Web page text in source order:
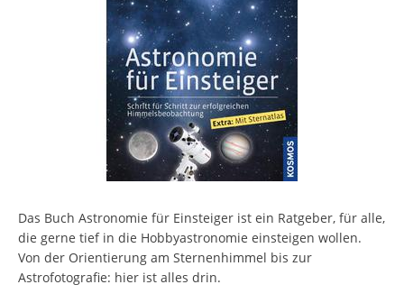
Das Buch Astronomie für Einsteiger ist ein Ratgeber, für alle,
die gerne tief in die Hobbyastronomie einsteigen wollen.
Von der Orientierung am Sternenhimmel bis zur
Astrofotografie: hier ist alles drin.